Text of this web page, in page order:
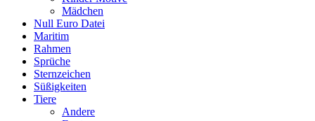
Mädchen
Null Euro Datei
Maritim
Rahmen
Sprüche
Sternzeichen
Süßigkeiten
Tiere
Andere